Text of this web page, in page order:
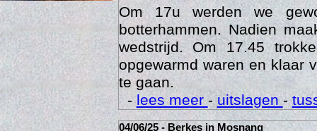
naar TTV Vandakker in
Om 17u werden we
botterhammen. Nadien
wedstrijd. Om 17.45
opgewarmd waren en klaar
te gaan.
-lees meer-uitslagen-